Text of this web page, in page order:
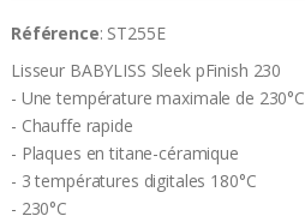
Référence: ST255E
Lisseur BABYLISS Sleek pFinish 230
- Une température maximale de 230°C
- Chauffe rapide
- Plaques en titane-céramique
- 3 températures digitales 180°C
- 230°C